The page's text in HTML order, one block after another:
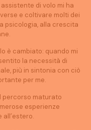
di volo mi ha
e coltivare molti dei
psicologia, alla crescita
è cambiato: quando mi
la necessità di
più in sintonia con ciò
per me.
percorso maturato
esperienze